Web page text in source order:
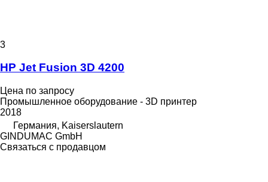
3
HP Jet Fusion 3D 4200
Цена по запросу
Промышленное оборудование - 3D принтер
2018
Германия, Kaiserslautern
GINDUMAC GmbH
Связаться с продавцом